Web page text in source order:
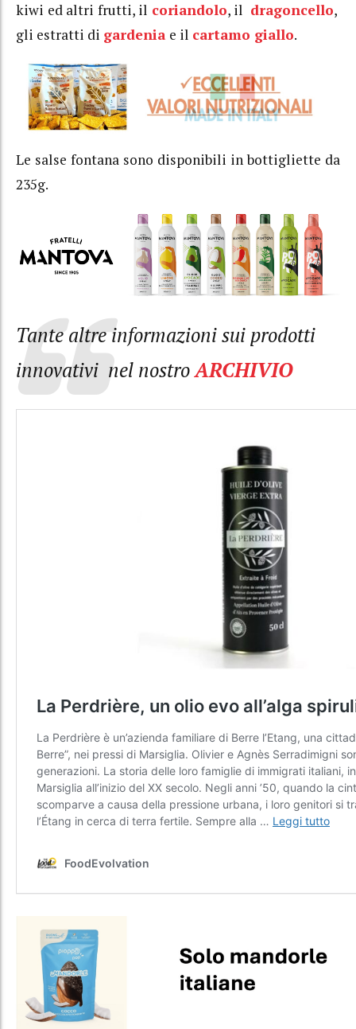
kiwi ed altri frutti, il coriandolo, il dragoncello,
gli estratti di gardenia e il cartamo giallo.
Le salse fontana sono disponibili in bottigliette da
235g.
Tante altre informazioni sui prodotti
innovativi nel nostroARCHIVIO